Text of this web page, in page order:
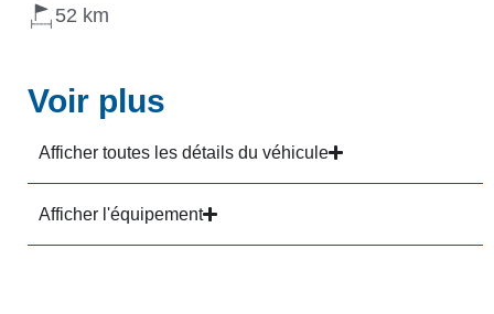
52
Voir plus
Afficher toutes les détails du véhicule
Afficher l'équipement